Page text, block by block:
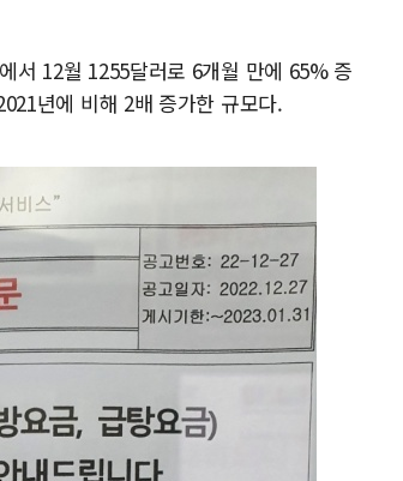
서 12월 1255달러로 6개월 만에 65% 증
년에 비해 2배 증가한 규모다.